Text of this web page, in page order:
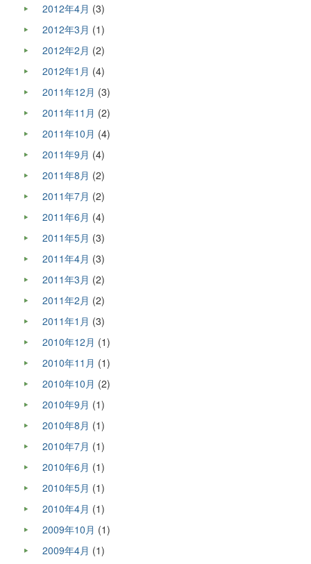
2012年4月 (3)
2012年3月 (1)
2012年2月 (2)
2012年1月 (4)
2011年12月 (3)
2011年11月 (2)
2011年10月 (4)
2011年9月 (4)
2011年8月 (2)
2011年7月 (2)
2011年6月 (4)
2011年5月 (3)
2011年4月 (3)
2011年3月 (2)
2011年2月 (2)
2011年1月 (3)
2010年12月 (1)
2010年11月 (1)
2010年10月 (2)
2010年9月 (1)
2010年8月 (1)
2010年7月 (1)
2010年6月 (1)
2010年5月 (1)
2010年4月 (1)
2009年10月 (1)
2009年4月 (1)